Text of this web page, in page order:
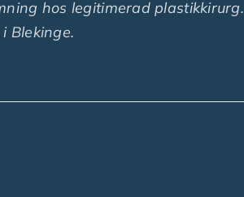
hos legitimerad plastikkirurg.
Blekinge.